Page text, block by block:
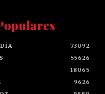
73092
55626
18065
9626